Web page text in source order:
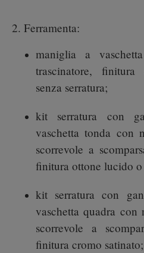
2. Ferramenta:
maniglia a
trascinatore,
senza serratura;
kit serratura con
vaschetta tonda con
scorrevole a
finitura ottone lucido
kit serratura con
vaschetta quadra
scorrevole a
finitura cromo satinato;